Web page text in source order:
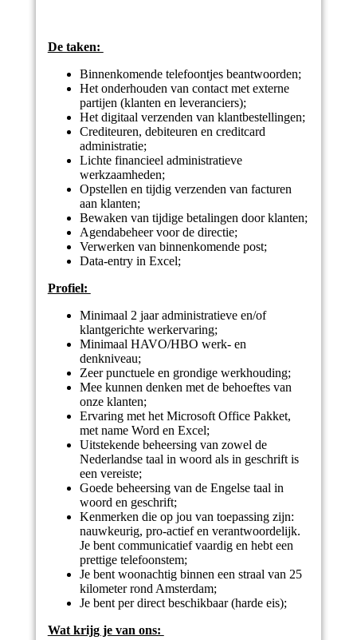
De taken:
Binnenkomende telefoontjes beantwoorden;
Het onderhouden van contact met externe
partijen (klanten en leveranciers);
Het digitaal verzenden van klantbestellingen;
Crediteuren, debiteuren en creditcard
administratie;
Lichte financieel administratieve
werkzaamheden;
Opstellen en tijdig verzenden van facturen
aan klanten;
Bewaken van tijdige betalingen door klanten;
Agendabeheer voor de directie;
Verwerken van binnenkomende post;
Data-entry in Excel;
Profiel:
Minimaal 2 jaar administratieve en/of
klantgerichte werkervaring;
Minimaal HAVO/HBO werk- en
denkniveau;
Zeer punctuele en grondige werkhouding;
Mee kunnen denken met de behoeftes van
onze klanten;
Ervaring met het Microsoft Office Pakket,
met name Word en Excel;
Uitstekende beheersing van zowel de
Nederlandse taal in woord als in geschrift is
een vereiste;
Goede beheersing van de Engelse taal in
woord en geschrift;
Kenmerken die op jou van toepassing zijn:
nauwkeurig, pro-actief en verantwoordelijk.
Je bent communicatief vaardig en hebt een
prettige telefoonstem;
Je bent woonachtig binnen een straal van 25
kilometer rond Amsterdam;
Je bent per direct beschikbaar (harde eis);
Wat krijg je van ons: